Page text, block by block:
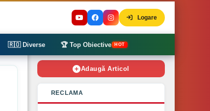
Logare
🇷🇴 Diverse 🏆 Top Obiective HOT
Adaugă Articol
RECLAMA